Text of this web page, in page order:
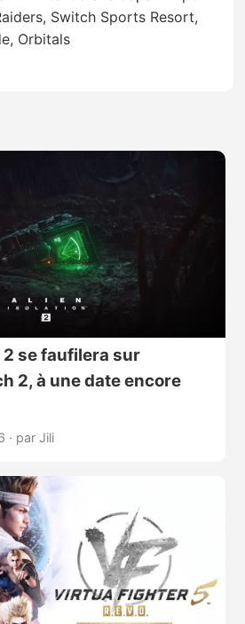
Switch Sports Resort,
Orbitals
se faufilera sur
2, à une date encore
· par Jili